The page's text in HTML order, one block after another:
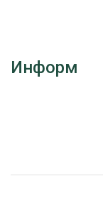
Информ